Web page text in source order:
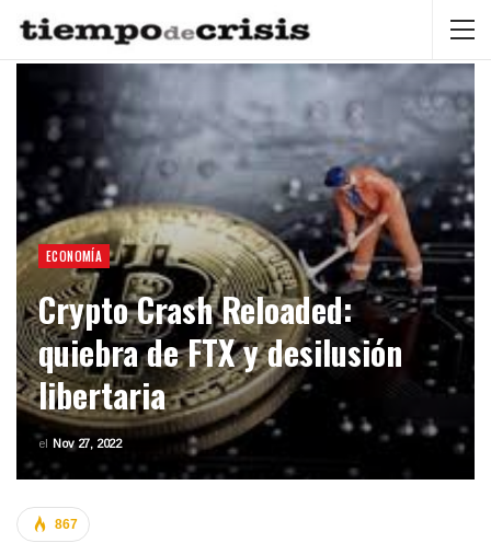
ECONOMÍA
Crypto Crash Reloaded:
quiebra de FTX y desilusión
libertaria
el Nov 27, 2022
867